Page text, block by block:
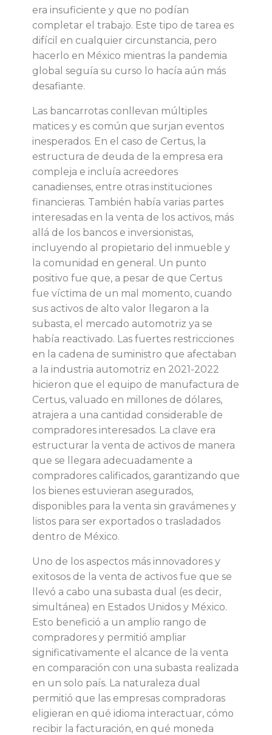
d
a
d
e
s
d
e
a
v
e
n
a
d
e
a
c
v
o
s
e
era insuficiente y que no podían
completar el trabajo. Este tipo de tarea es
difícil en cualquier circunstancia, pero
hacerlo en México mientras la pandemia
global seguía su curso lo hacía aún más
desafiante.
Las bancarrotas conllevan múltiples
matices y es común que surjan eventos
inesperados. En el caso de Certus, la
estructura de deuda de la empresa era
compleja e incluía acreedores
canadienses, entre otras instituciones
financieras. También había varias partes
interesadas en la venta de los activos, más
allá de los bancos e inversionistas,
incluyendo al propietario del inmueble y
la comunidad en general. Un punto
positivo fue que, a pesar de que Certus
fue víctima de un mal momento, cuando
sus activos de alto valor llegaron a la
subasta, el mercado automotriz ya se
había reactivado. Las fuertes restricciones
en la cadena de suministro que afectaban
a la industria automotriz en 2021-2022
hicieron que el equipo de manufactura de
Certus, valuado en millones de dólares,
atrajera a una cantidad considerable de
compradores interesados. La clave era
estructurar la venta de activos de manera
que se llegara adecuadamente a
compradores calificados, garantizando que
los bienes estuvieran asegurados,
disponibles para la venta sin gravámenes y
listos para ser exportados o trasladados
dentro de México.
Uno de los aspectos más innovadores y
exitosos de la venta de activos fue que se
llevó a cabo una subasta dual (es decir,
simultánea) en Estados Unidos y México.
Esto benefició a un amplio rango de
compradores y permitió ampliar
significativamente el alcance de la venta
en comparación con una subasta realizada
en un solo país. La naturaleza dual
permitió que las empresas compradoras
eligieran en qué idioma interactuar, cómo
recibir la facturación, en qué moneda